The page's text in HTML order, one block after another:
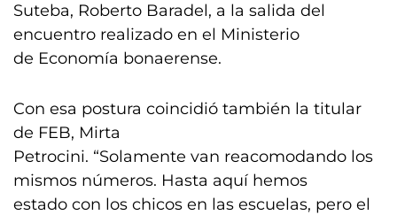
Suteba, Roberto Baradel, a la salida del
encuentro realizado en el Ministerio
de Economía bonaerense.
Con esa postura coincidió también la titular
de FEB, Mirta
Petrocini. “Solamente van reacomodando los
mismos números. Hasta aquí hemos
estado con los chicos en las escuelas, pero el